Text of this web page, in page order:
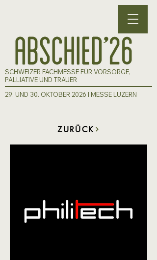
SCHWEIZER FACHMESSE FÜR VORSORGE,
PALLIATIVE UND TRAUER
29. UND 30. OKTOBER 2026 I MESSE LUZERN
ZURÜCK